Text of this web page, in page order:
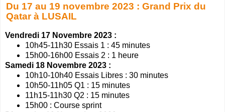
Du 17 au 19 novembre 2023 : Grand Prix du
Qatar à LUSAIL
Vendredi 17 Novembre 2023 :
10h45-11h30 Essais 1 : 45 minutes
15h00-16h00 Essais 2 : 1 heure
Samedi 18 Novembre 2023 :
10h10-10h40 Essais Libres : 30 minutes
10h50-11h05 Q1 : 15 minutes
11h15-11h30 Q2 : 15 minutes
15h00 : Course sprint